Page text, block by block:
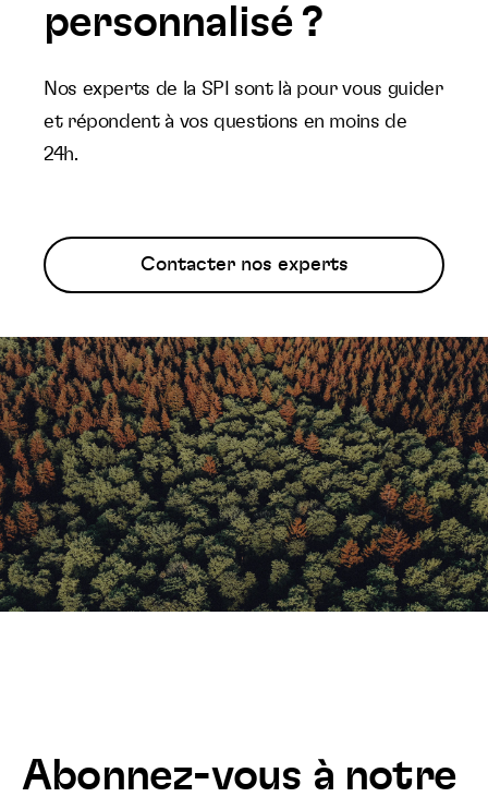
personnalisé ?
Nos experts de la SPI sont là pour vous guider
et répondent à vos questions en moins de
24h.
Contacter nos experts
Abonnez-vous à notre